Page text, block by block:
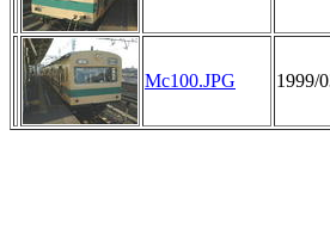
Mc100.JPG 1999/